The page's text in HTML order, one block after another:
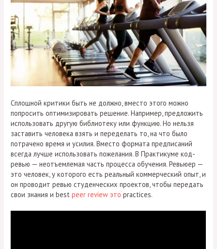
Сплошной критики быть не должно, вместо этого можно
попросить оптимизировать решение. Например, предложить
использовать другую библиотеку или функцию. Но нельзя
заставить человека взять и переделать то, на что было
потрачено время и усилия. Вместо формата предписаний
всегда лучше использовать пожелания. В Практикуме код-
ревью — неотъемлемая часть процесса обучения. Ревьюер —
это человек, у которого есть реальный коммерческий опыт, и
он проводит ревью студенческих проектов, чтобы передать
свои знания и bestpeer review это practices.